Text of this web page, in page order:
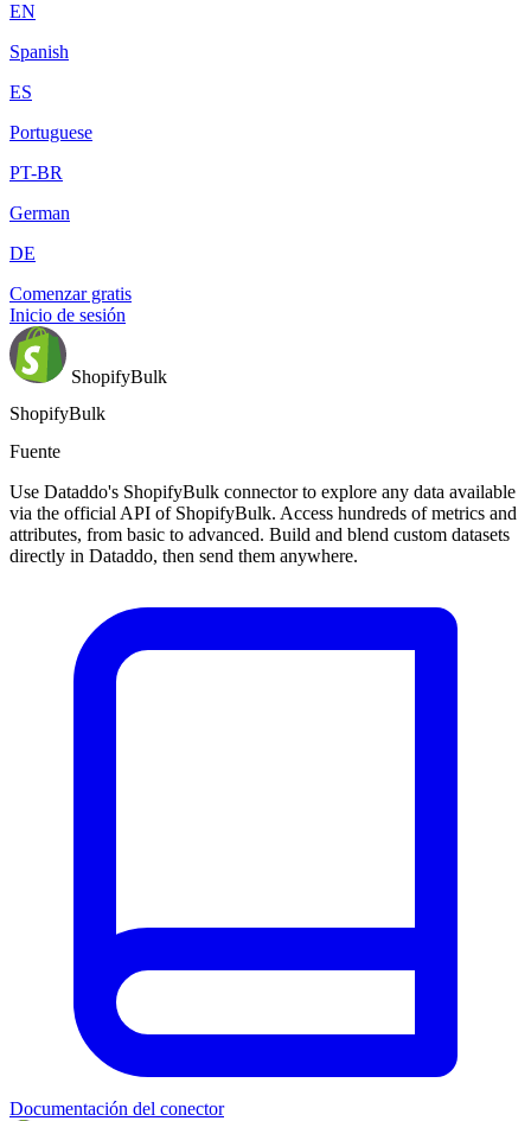
EN
Spanish
ES
Portuguese
PT-BR
German
DE
Comenzar gratis
Inicio de sesión
ShopifyBulk
ShopifyBulk
Fuente
Use Dataddo's ShopifyBulk connector to explore any data available
via the official API of ShopifyBulk. Access hundreds of metrics and
attributes, from basic to advanced. Build and blend custom datasets
directly in Dataddo, then send them anywhere.
Documentación del conector